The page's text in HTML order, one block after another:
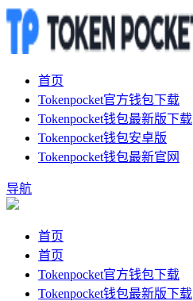
首页
Tokenpocket官方钱包下载
Tokenpocket钱包最新版下载
Tokenpocket钱包安卓版
Tokenpocket钱包最新官网
导航
首页
首页
Tokenpocket官方钱包下载
Tokenpocket钱包最新版下载